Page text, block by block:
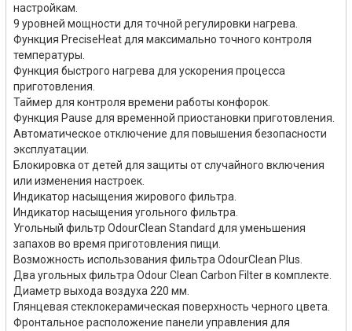
настройкам.
9 уровней мощности для точной регулировки нагрева.
Функция PreciseHeat для максимально точного контроля
температуры.
Функция быстрого нагрева для ускорения процесса
приготовления.
Таймер для контроля времени работы конфорок.
Функция Pause для временной приостановки приготовления.
Автоматическое отключение для повышения безопасности
эксплуатации.
Блокировка от детей для защиты от случайного включения
или изменения настроек.
Индикатор насыщения жирового фильтра.
Индикатор насыщения угольного фильтра.
Угольный фильтр OdourClean Standard для уменьшения
запахов во время приготовления пищи.
Возможность использования фильтра OdourClean Plus.
Два угольных фильтра Odour Clean Carbon Filter в комплекте.
Диаметр выхода воздуха 220 мм.
Глянцевая стеклокерамическая поверхность черного цвета.
Фронтальное расположение панели управления для